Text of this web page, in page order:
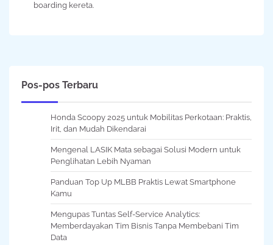
boarding kereta.
Pos-pos Terbaru
Honda Scoopy 2025 untuk Mobilitas Perkotaan: Praktis,
Irit, dan Mudah Dikendarai
Mengenal LASIK Mata sebagai Solusi Modern untuk
Penglihatan Lebih Nyaman
Panduan Top Up MLBB Praktis Lewat Smartphone
Kamu
Mengupas Tuntas Self-Service Analytics:
Memberdayakan Tim Bisnis Tanpa Membebani Tim
Data